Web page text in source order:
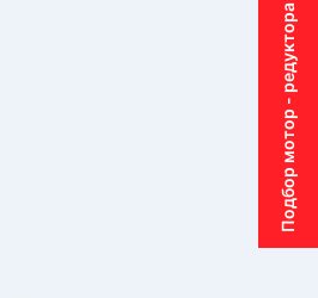
Подбор мотор - редуктора